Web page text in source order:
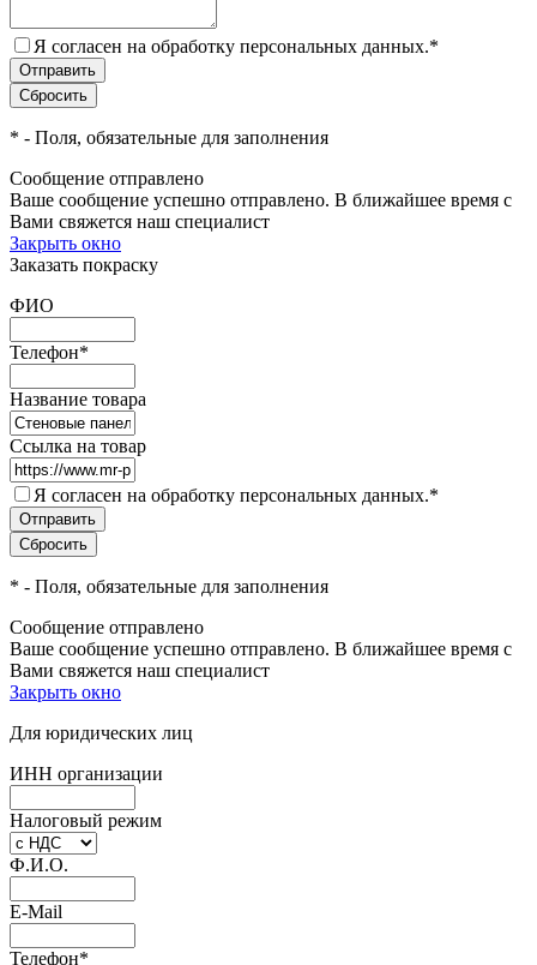
Я согласен на обработку персональных данных.*
* - Поля, обязательные для заполнения
Сообщение отправлено
Ваше сообщение успешно отправлено. В ближайшее время с
Вами свяжется наш специалист
Закрыть окно
Заказать покраску
ФИО
Телефон*
Название товара
Ссылка на товар
Я согласен на обработку персональных данных.*
* - Поля, обязательные для заполнения
Сообщение отправлено
Ваше сообщение успешно отправлено. В ближайшее время с
Вами свяжется наш специалист
Закрыть окно
Для юридических лиц
ИНН организации
Налоговый режим
Ф.И.О.
E-Mail
Телефон*